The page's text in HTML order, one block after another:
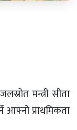
मन्त्री सीता
आफ्नो प्राथमिकता